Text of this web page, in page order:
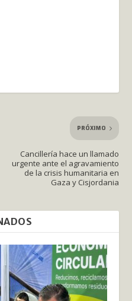
PRÓXIMO
Cancillería hace un llamado
urgente ante el agravamiento
de la crisis humanitaria en
Gaza y Cisjordania